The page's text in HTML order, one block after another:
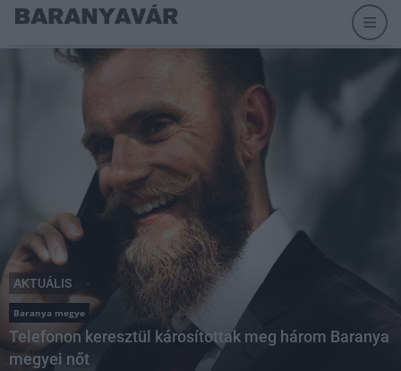
AKTUÁLIS
Baranya megye
Telefonon keresztül károsítottak meg három Baranya
megyei nőt